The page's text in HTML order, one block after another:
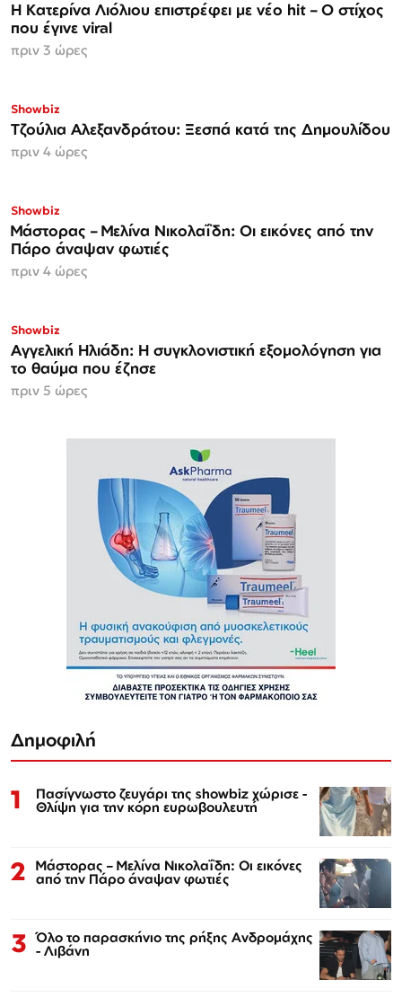
Η Κατερίνα Λιόλιου επιστρέφει με νέο hit – Ο στίχος
που έγινε viral
πριν 3 ώρες
Showbiz
Τζούλια Αλεξανδράτου: Ξεσπά κατά της Δημουλίδου
πριν 4 ώρες
Showbiz
Μάστορας – Μελίνα Νικολαΐδη: Οι εικόνες από την
Πάρο άναψαν φωτιές
πριν 4 ώρες
Showbiz
Αγγελική Ηλιάδη: Η συγκλονιστική εξομολόγηση για
το θαύμα που έζησε
πριν 5 ώρες
Δημοφιλή
1 Πασίγνωστο ζευγάρι της showbiz χώρισε -
Θλίψη για την κόρη ευρωβουλευτή
2 Μάστορας – Μελίνα Νικολαΐδη: Οι εικόνες
από την Πάρο άναψαν φωτιές
3 Όλο το παρασκήνιο της ρήξης Ανδρομάχης
- Λιβάνη